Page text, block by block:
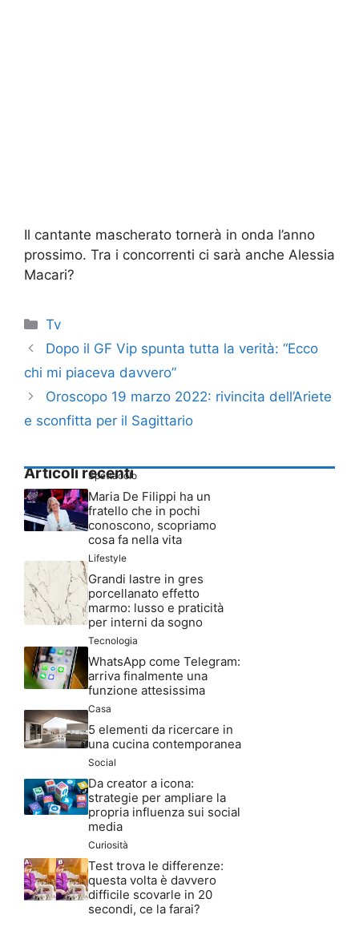
Il cantante mascherato tornerà in onda l’anno
prossimo. Tra i concorrenti ci sarà anche Alessia
Macari?
Categorie
Tv
Dopo il GF Vip spunta tutta la verità: “Ecco
chi mi piaceva davvero”
Oroscopo 19 marzo 2022: rivincita dell’Ariete
e sconfitta per il Sagittario
Articoli recenti
Spettacolo
Maria De Filippi ha un
fratello che in pochi
conoscono, scopriamo
cosa fa nella vita
Lifestyle
Grandi lastre in gres
porcellanato effetto
marmo: lusso e praticità
per interni da sogno
Tecnologia
WhatsApp come Telegram:
arriva finalmente una
funzione attesissima
Casa
5 elementi da ricercare in
una cucina contemporanea
Social
Da creator a icona:
strategie per ampliare la
propria influenza sui social
media
Curiosità
Test trova le differenze:
questa volta è davvero
difficile scovarle in 20
secondi, ce la farai?